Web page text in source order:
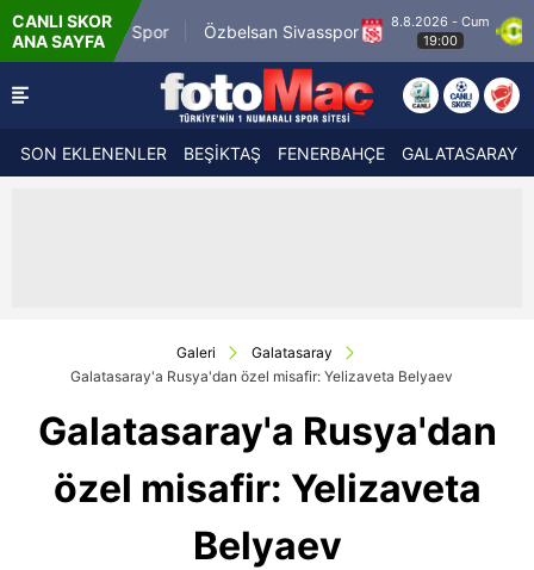
CANLI SKOR
ANA SAYFA
Spor Özbelsan Sivasspor
8.8.2026 - Cum
19:00
Esenler
SON EKLENENLER BEŞİKTAŞ FENERBAHÇE GALATASARAY
Galeri
Galatasaray
Galatasaray'a Rusya'dan özel misafir: Yelizaveta Belyaev
Galatasaray'a Rusya'dan
özel misafir: Yelizaveta
Belyaev